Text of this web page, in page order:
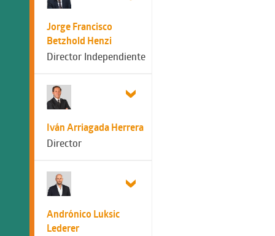
Jorge Francisco
Betzhold Henzi
Director Independiente
Iván Arriagada Herrera
Director
Andrónico Luksic
Lederer